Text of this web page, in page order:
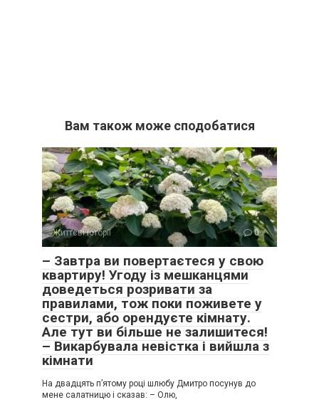
Вам також може сподобатися
Життєві історії 0
– Завтра ви повертаєтеся у свою
квартиру! Угоду із мешканцями
доведеться розривати за
правилами, тож поки поживете у
сестри, або орендуєте кімнату.
Але тут ви більше не залишитеся!
– Викарбувала невістка і вийшла з
кімнати
На двадцять п’ятому році шлюбу Дмитро посунув до
мене салатницю і сказав: – Олю,